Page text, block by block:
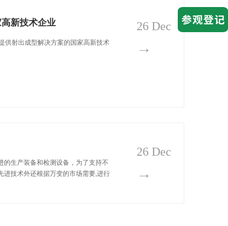
新技术企业
供射出成型解决方案的国家高新技术
26 Dec
→
的生产装备和检测设备，为了支持不
进技术外还根据万变的市场需要,进行
26 Dec
→